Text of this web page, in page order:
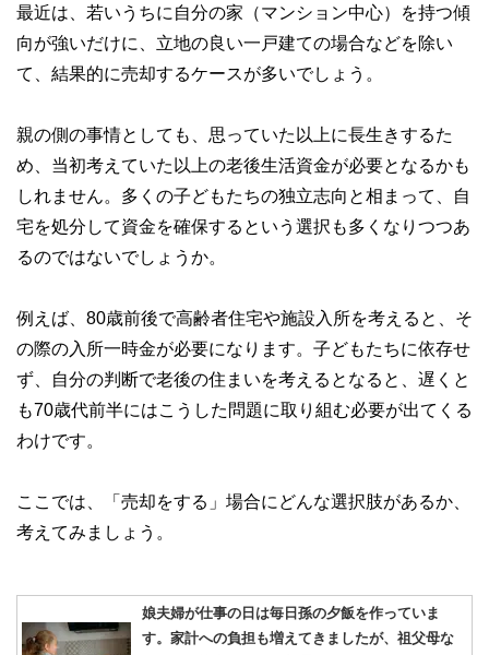
最近は、若いうちに自分の家（マンション中心）を持つ傾
向が強いだけに、立地の良い一戸建ての場合などを除い
て、結果的に売却するケースが多いでしょう。
親の側の事情としても、思っていた以上に長生きするた
め、当初考えていた以上の老後生活資金が必要となるかも
しれません。多くの子どもたちの独立志向と相まって、自
宅を処分して資金を確保するという選択も多くなりつつあ
るのではないでしょうか。
例えば、80歳前後で高齢者住宅や施設入所を考えると、そ
の際の入所一時金が必要になります。子どもたちに依存せ
ず、自分の判断で老後の住まいを考えるとなると、遅くと
も70歳代前半にはこうした問題に取り組む必要が出てくる
わけです。
ここでは、「売却をする」場合にどんな選択肢があるか、
考えてみましょう。
娘夫婦が仕事の日は毎日孫の夕飯を作っていま
す。家計への負担も増えてきましたが、祖父母な